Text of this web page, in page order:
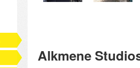
Alkmene